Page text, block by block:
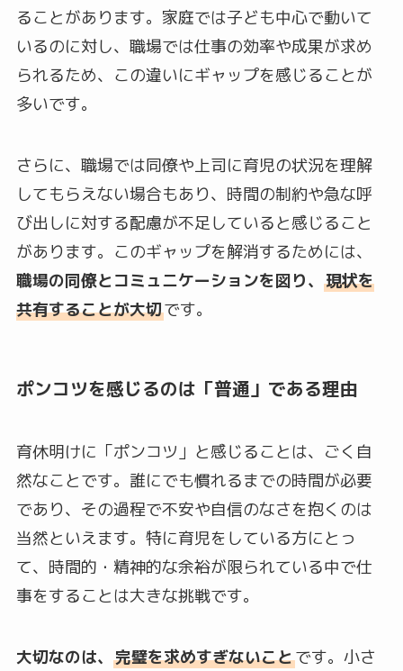
ることがあります。家庭では子ども中心で動いて
いるのに対し、職場では仕事の効率や成果が求め
られるため、この違いにギャップを感じることが
多いです。
さらに、職場では同僚や上司に育児の状況を理解
してもらえない場合もあり、時間の制約や急な呼
び出しに対する配慮が不足していると感じること
があります。このギャップを解消するためには、
職場の同僚とコミュニケーションを図り、 現状を
共有することが大切です。
ポンコツを感じるのは「普通」である理由
育休明けに「ポンコツ」と感じることは、ごく自
然なことです。誰にでも慣れるまでの時間が必要
であり、その過程で不安や自信のなさを抱くのは
当然といえます。特に育児をしている方にとっ
て、時間的・精神的な余裕が限られている中で仕
事をすることは大きな挑戦です。
大切なのは、 完璧を求めすぎないことです。小さ